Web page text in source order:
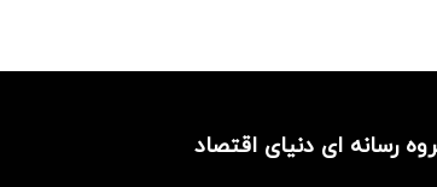
رسانه ای دنیای اقتصاد